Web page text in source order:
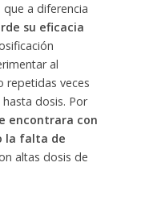
a diferencia
su eficacia
al
repetidas veces
hasta dosis. Por
encontrara con
la falta de
altas dosis de